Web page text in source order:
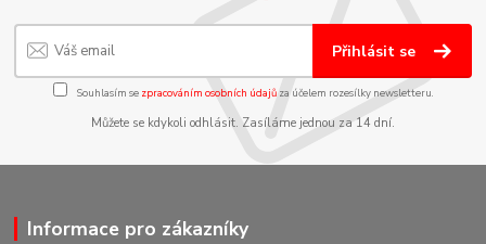
Přihlásit se
Souhlasím se zpracováním osobních údajůza účelem rozesílky newsletteru.
Můžete se kdykoli odhlásit. Zasíláme jednou za 14 dní.
Informace pro zákazníky